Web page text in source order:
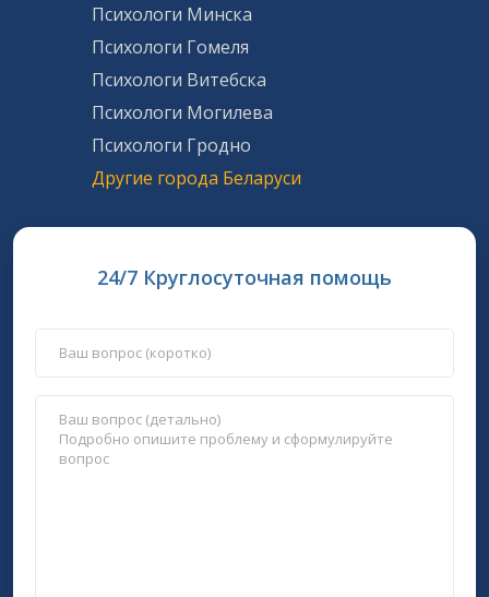
Психологи Минска
Психологи Гомеля
Психологи Витебска
Психологи Могилева
Психологи Гродно
Другие города Беларуси
24/7 Круглосуточная помощь